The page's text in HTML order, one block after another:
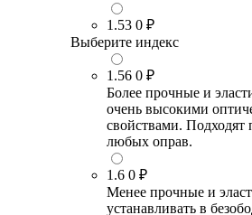
1.53 0 ₽
Выберите индекс
1.56 0 ₽
Более прочные и
очень высокими
свойствами. Подходят
любых оправ.
1.6 0 ₽
Менее прочные и
устанавливать в